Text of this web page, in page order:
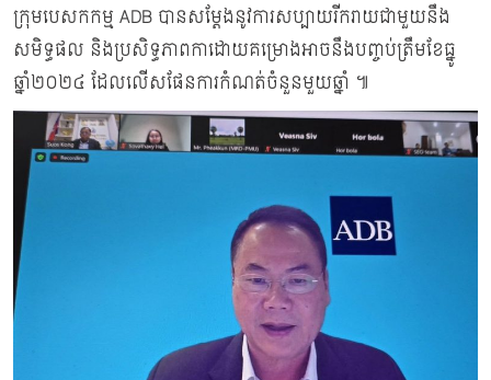
ក្រុមបេសកកម្ម ADB បានសម្តែងនូវការសប្បាយរីករាយជាមួយនឹង
សមិទ្ធផល និងប្រសិទ្ធភាពកាដោយគម្រោងអាចនឹងបញ្ចប់ត្រឹមខែធ្នូ
ឆ្នាំ២០២៤ ដែលលើសផែនការកំណត់ចំនួនមួយឆ្នាំ ៕